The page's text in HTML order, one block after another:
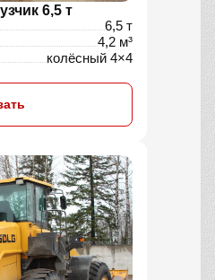
6,5 т
6,5 т
4,2 м³
колёсный 4×4